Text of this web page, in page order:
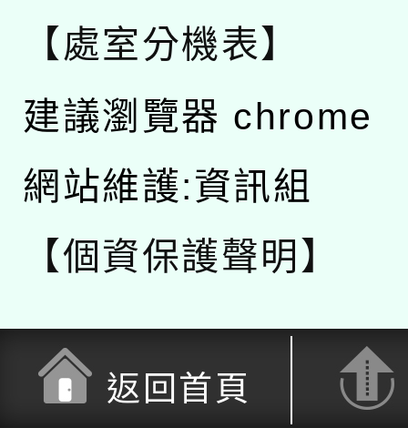
【處室分機表】
建議瀏覽器 chrome
網站維護:資訊組
【個資保護聲明】
返回首頁